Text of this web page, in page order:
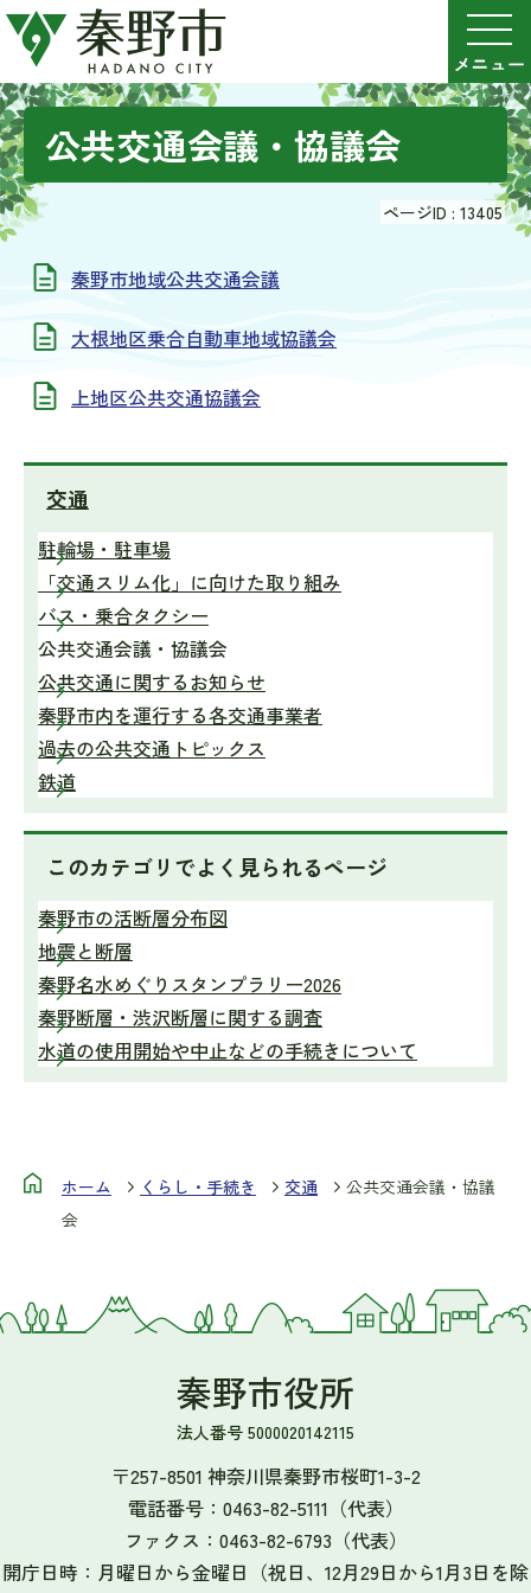
公共交通会議・協議会
ページID : 13405
秦野市地域公共交通会議
大根地区乗合自動車地域協議会
上地区公共交通協議会
交通
駐輪場・駐車場
「交通スリム化」に向けた取り組み
バス・乗合タクシー
公共交通会議・協議会
公共交通に関するお知らせ
秦野市内を運行する各交通事業者
過去の公共交通トピックス
鉄道
このカテゴリでよく見られるページ
秦野市の活断層分布図
地震と断層
秦野名水めぐりスタンプラリー2026
秦野断層・渋沢断層に関する調査
水道の使用開始や中止などの手続きについて
ホーム くらし・手続き 交通
公共交通会議・協議
会
秦野市役所
法人番号 5000020142115
〒257-8501 神奈川県秦野市桜町1-3-2
電話番号： 0463-82-5111 （代表）
ファクス： 0463-82-6793 （代表）
開庁日時：月曜日から金曜日（祝日、12月29日から1月3日を除